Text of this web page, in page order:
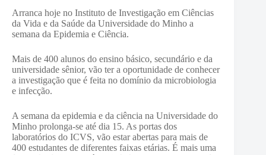
Arranca hoje no Instituto de Investigação em Ciências
da Vida e da Saúde da Universidade do Minho a
semana da Epidemia e Ciência.
Mais de 400 alunos do ensino básico, secundário e da
universidade sênior, vão ter a oportunidade de conhecer
a investigação que é feita no domínio da microbiologia
e infecção.
A semana da epidemia e da ciência na Universidade do
Minho prolonga-se até dia 15. As portas dos
laboratórios do ICVS, vão estar abertas para mais de
400 estudantes de diferentes faixas etárias. É mais uma